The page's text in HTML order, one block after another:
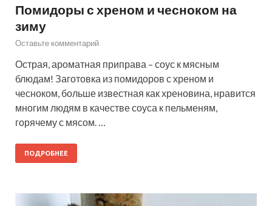
Помидоры с хреном и чесноком на
зиму
Оставьте комментарий
Острая, ароматная приправа – соус к мясным
блюдам! Заготовка из помидоров с хреном и
чесноком, больше известная как хреновина, нравится
многим людям в качестве соуса к пельменям,
горячему с мясом. …
ПОДРОБНЕЕ